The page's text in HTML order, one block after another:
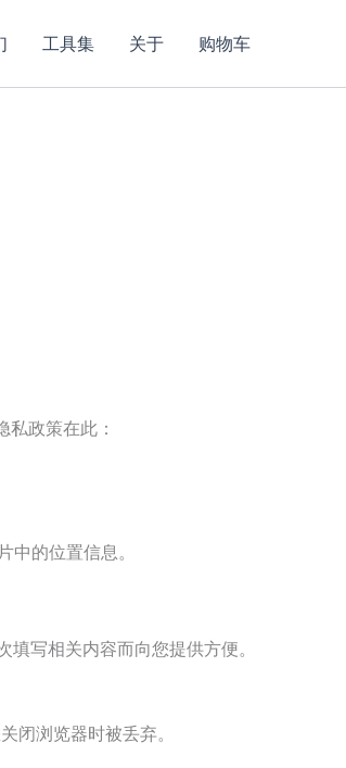
工具集 关于 购物车
政策在此：
的位置信息。
写相关内容而向您提供方便。
浏览器时被丢弃。